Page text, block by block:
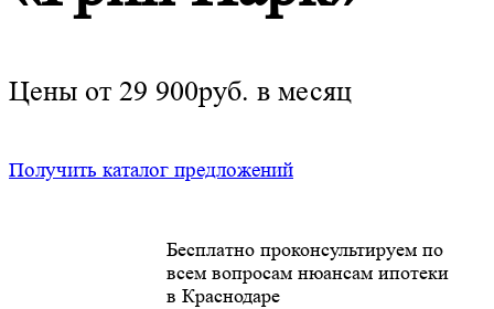
Цены от 29 900руб. в месяц
Получить каталог предложений
Бесплатно проконсультируем по
всем вопросам нюансам ипотеки
в Краснодаре